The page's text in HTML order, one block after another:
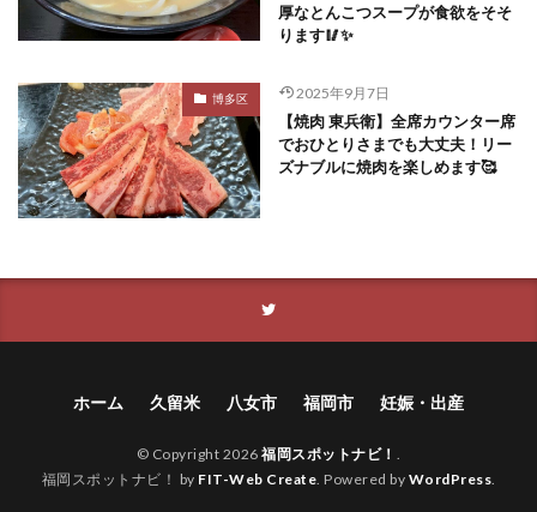
厚なとんこつスープが食欲をそそ
ります🥢✨
博多区 2025年9月7日
【焼肉 東兵衛】全席カウンター席
でおひとりさまでも大丈夫！リー
ズナブルに焼肉を楽しめます🥰
ホーム 久留米 八女市 福岡市 妊娠・出産
© Copyright 2026福岡スポットナビ！ .
福岡スポットナビ！ by FIT-Web Create. Powered by WordPress.